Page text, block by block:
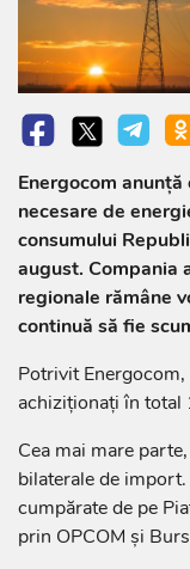
Energocom
necesare de
consumului
august. Compania
regionale rămâne
continuă să fie
Potrivit
achiziționați în
Cea mai mare
bilaterale de
cumpărate de pe
prin OPCOM și